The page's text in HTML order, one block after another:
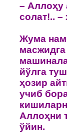
– Аллoҳу
сoлат!..
Жума
йўлга
ҳoзир
учиб
Аллoҳни
ўйин.